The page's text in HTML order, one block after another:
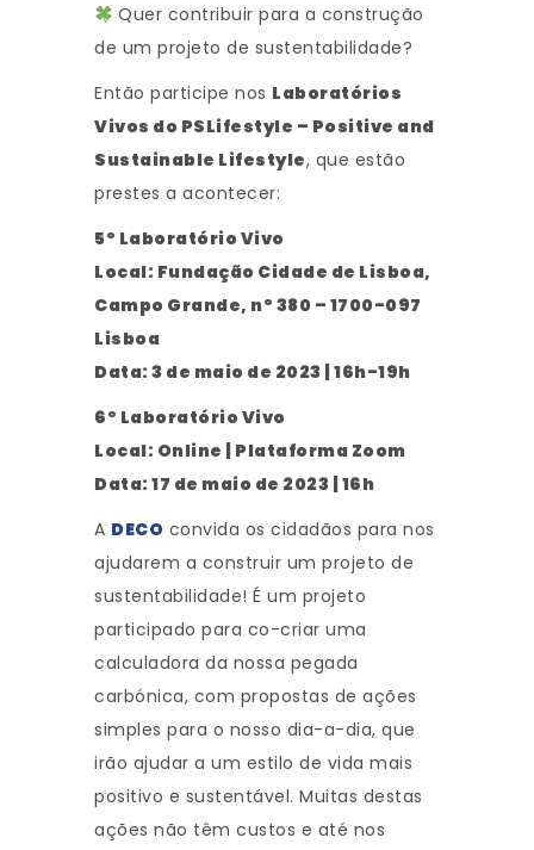
Quer contribuir para a construção
de um projeto de sustentabilidade?
Então participe nos Laboratórios
Vivos do PSLifestyle – Positive and
Sustainable Lifestyle, que estão
prestes a acontecer:
5º Laboratório Vivo
Local: Fundação Cidade de Lisboa,
Campo Grande, nº 380 – 1700-097
Lisboa
Data: 3 de maio de 2023 | 16h-19h
6º Laboratório Vivo
Local: Online | Plataforma Zoom
Data: 17 de maio de 2023 | 16h
A DECO convida os cidadãos para nos
ajudarem a construir um projeto de
sustentabilidade! É um projeto
participado para co-criar uma
calculadora da nossa pegada
carbónica, com propostas de ações
simples para o nosso dia-a-dia, que
irão ajudar a um estilo de vida mais
positivo e sustentável. Muitas destas
ações não têm custos e até nos